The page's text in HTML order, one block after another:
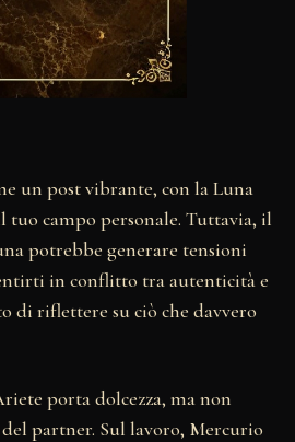
un post vibrante, con la Luna
campo personale. Tuttavia, il
potrebbe generare tensioni
in conflitto tra autenticità e
di riflettere su ciò che davvero
porta dolcezza, ma non
del partner. Sul lavoro, Mercurio